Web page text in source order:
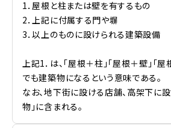
1．屋根と柱または壁を有するもの
2．上記に付属する門や塀
3．以上のものに設けられる建築設備
上記1．は、「屋根＋柱」「屋根＋壁」「
でも建築物になるという意味である。
なお、地下街に設ける店舗、高架下に
物」に含まれる。